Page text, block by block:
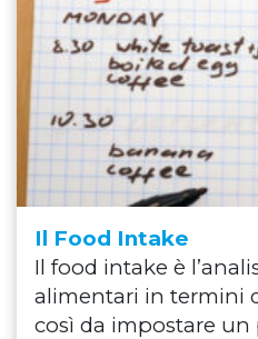
Il Food Intake
Il food intake è
alimentari in termini
così da impostare